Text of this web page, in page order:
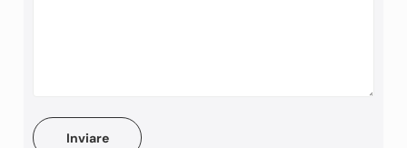
Inviare